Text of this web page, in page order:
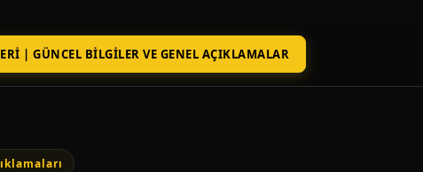
| GÜNCEL BILGILER VE GENEL AÇIKLAMALAR